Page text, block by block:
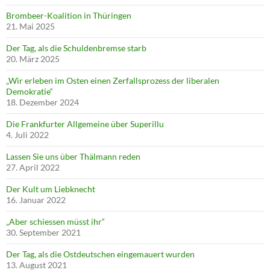
Brombeer-Koalition in Thüringen
21. Mai 2025
Der Tag, als die Schuldenbremse starb
20. März 2025
„Wir erleben im Osten einen Zerfallsprozess der liberalen
Demokratie“
18. Dezember 2024
Die Frankfurter Allgemeine über Superillu
4. Juli 2022
Lassen Sie uns über Thälmann reden
27. April 2022
Der Kult um Liebknecht
16. Januar 2022
„Aber schiessen müsst ihr“
30. September 2021
Der Tag, als die Ostdeutschen eingemauert wurden
13. August 2021